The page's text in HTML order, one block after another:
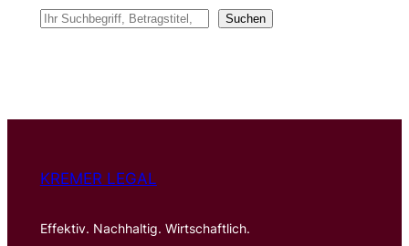
S
n
Suchen
KREMER LEGAL
Effektiv. Nachhaltig. Wirtschaftlich.